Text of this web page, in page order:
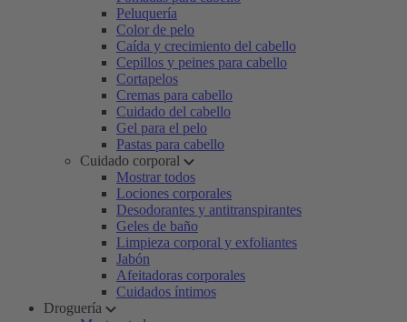
Peluquería
Color de pelo
Caída y crecimiento del cabello
Cepillos y peines para cabello
Cortapelos
Cremas para cabello
Cuidado del cabello
Gel para el pelo
Pastas para cabello
Cuidado corporal
Mostrar todos
Lociones corporales
Desodorantes y antitranspirantes
Geles de baño
Limpieza corporal y exfoliantes
Jabón
Afeitadoras corporales
Cuidados íntimos
Droguería